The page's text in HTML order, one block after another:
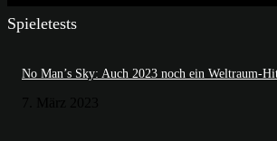
Spieletests
No Man’s Sky: Auch 2023 noch ein Weltraum-